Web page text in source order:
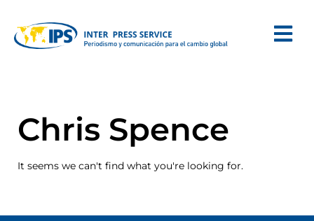
Chris Spence
It seems we can't find what you're looking for.